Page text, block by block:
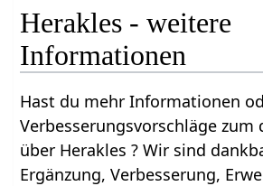
Herakles - weitere
Informationen
Hast du mehr Informationen
Verbesserungsvorschläge zum
über Herakles ? Wir sind
Ergänzung, Verbesserung,